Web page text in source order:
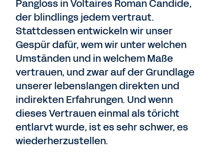
Pangloss in Voltaires Roman Candide,
der blindlings jedem vertraut.
Stattdessen entwickeln wir unser
Gespür dafür, wem wir unter welchen
Umständen und in welchem Maße
vertrauen, und zwar auf der Grundlage
unserer lebenslangen direkten und
indirekten Erfahrungen. Und wenn
dieses Vertrauen einmal als töricht
entlarvt wurde, ist es sehr schwer, es
wiederherzustellen.